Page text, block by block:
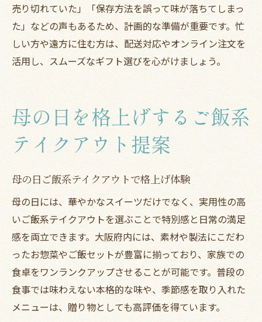
売り切れていた」「保存方法を誤って味が落ちてしまっ
た」などの声もあるため、計画的な準備が重要です。忙
しい方や遠方に住む方は、配送対応やオンライン注文を
活用し、スムーズなギフト選びを心がけましょう。
母の日を格上げするご飯系
テイクアウト提案
母の日ご飯系テイクアウトで格上げ体験
母の日には、華やかなスイーツだけでなく、実用性の高
いご飯系テイクアウトを選ぶことで特別感と日常の満足
感を両立できます。大阪府内には、素材や製法にこだわ
ったお惣菜やご飯セットが豊富に揃っており、家族での
食卓をワンランクアップさせることが可能です。普段の
食事では味わえない本格的な味や、季節感を取り入れた
メニューは、贈り物としても高評価を得ています。